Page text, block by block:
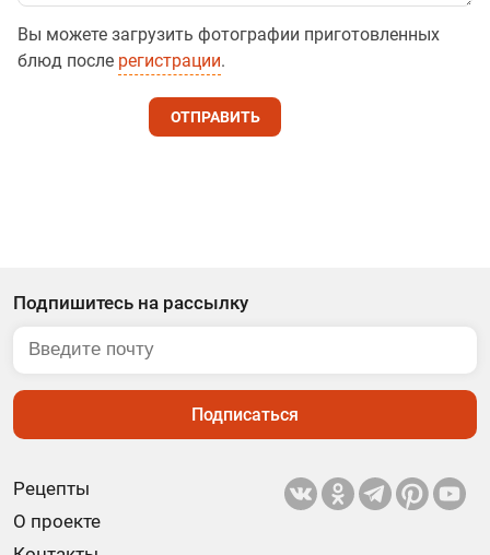
Вы можете загрузить фотографии приготовленных
блюд после регистрации.
ОТПРАВИТЬ
Рецепты
О проекте
Подпишитесь на рассылку
Подписаться